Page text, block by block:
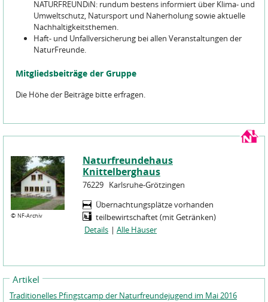
NATURFREUNDiN: rundum bestens informiert über Klima- und
Umweltschutz, Natursport und Naherholung sowie aktuelle
Nachhaltigkeitsthemen.
Haft- und Unfallversicherung bei allen Veranstaltungen der
NaturFreunde.
Mitgliedsbeiträge der Gruppe
Die Höhe der Beiträge bitte erfragen.
© NF-Archiv
Naturfreundehaus
Knittelberghaus
76229 Karlsruhe-Grötzingen
Übernachtungsplätze vorhanden
teilbewirtschaftet (mit Getränken)
Details | Alle Häuser
Artikel
Traditionelles Pfingstcamp der Naturfreundejugend im Mai 2016